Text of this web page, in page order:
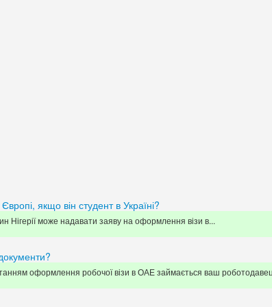
якщо він студент в Україні?
Нігерії може надавати заяву на оформлення візи в...
оформлення робочої візи в ОАЕ займається ваш